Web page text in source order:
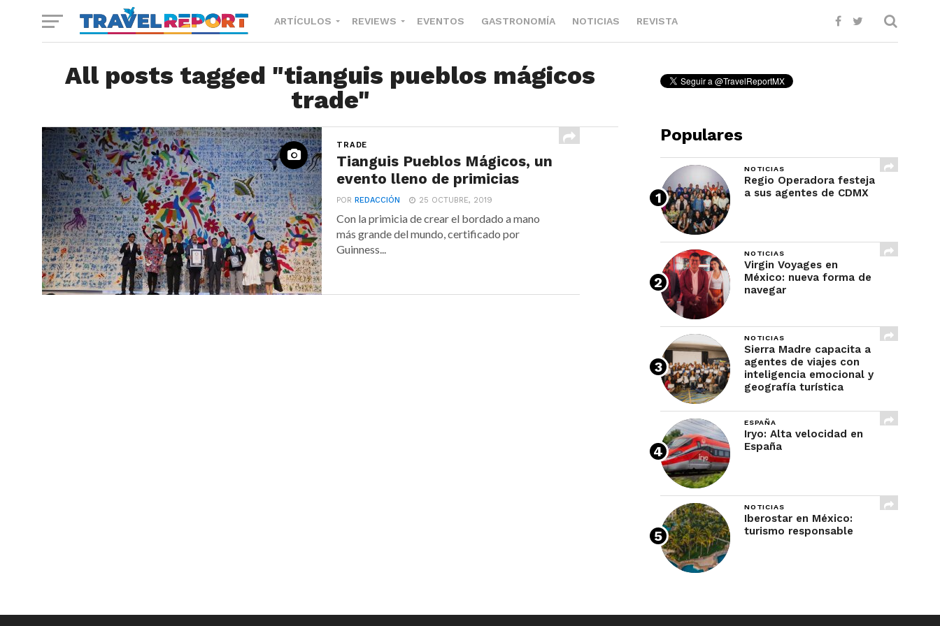
ARTÍCULOS REVIEWS EVENTOS GASTRONOMÍA NOTICIAS REVISTA
All posts tagged "tianguis pueblos mágicos
trade"
TRADE
Tianguis Pueblos Mágicos, un
evento lleno de primicias
PORREDACCIÓN 25 OCTUBRE, 2019
Con la primicia de crear el bordado a mano
más grande del mundo, certificado por
Guinness...
Populares
NOTICIAS
Regio Operadora festeja
a sus agentes de CDMX
NOTICIAS
Virgin Voyages en
México: nueva forma de
navegar
NOTICIAS
Sierra Madre capacita a
agentes de viajes con
inteligencia emocional y
geografía turística
ESPAÑA
Iryo: Alta velocidad en
España
NOTICIAS
Iberostar en México:
turismo responsable